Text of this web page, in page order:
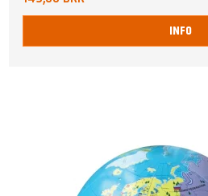
INFO